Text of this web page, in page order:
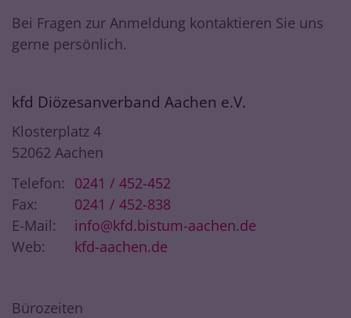
Bei Fragen zur Anmeldung kontaktieren Sie uns
gerne persönlich.
kfd Diözesanverband Aachen e.V.
Klosterplatz 4
52062 Aachen
Telefon:
0241 / 452-452
Fax:
0241 / 452-838
E-Mail:
info@kfd.bistum-aachen.de
Web:
kfd-aachen.de
Bürozeiten